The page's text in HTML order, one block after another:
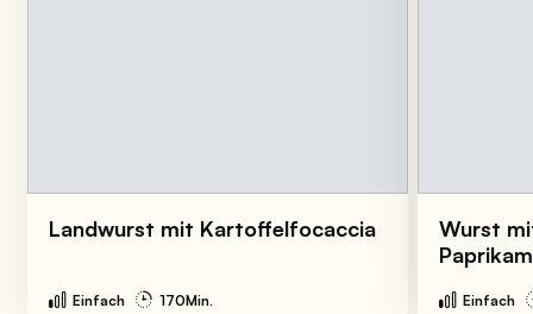
Landwurst mit Kartoffelfocaccia
Einfach 170Min.
Wurst
Einfach